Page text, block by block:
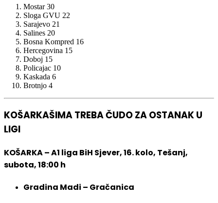
Mostar 30
Sloga GVU 22
Sarajevo 21
Salines 20
Bosna Kompred 16
Hercegovina 15
Doboj 15
Policajac 10
Kaskada 6
Brotnjo 4
KOŠARKAŠIMA TREBA ČUDO ZA OSTANAK U
LIGI
KOŠARKA – A1 liga BiH Sjever, 16. kolo, Tešanj,
subota, 18:00 h
Gradina Madi – Gračanica